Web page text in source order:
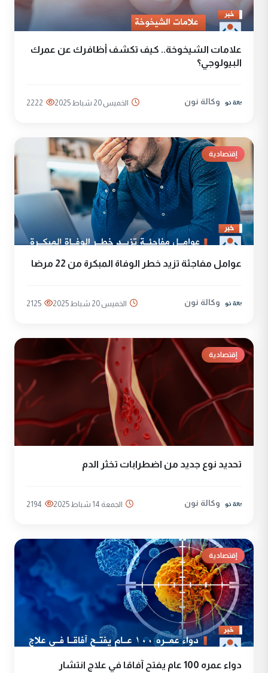
علامات الشيخوخة.. كيف تكشف أظافرك عن عمرك
البيولوجي؟
وكالة نون الخميس 20 شباط 2025 2222
إقتصادية
عوامل مفاجئة تزيد خطر الوفاة المبكرة من 22 مرضا
وكالة نون الخميس 20 شباط 2025 2125
إقتصادية
تحديد نوع جديد من اضطرابات تخثر الدم
وكالة نون الجمعة 14 شباط 2025 2194
إقتصادية
دواء عمره 100 عام يفتح آفاقا في علاج انتشار